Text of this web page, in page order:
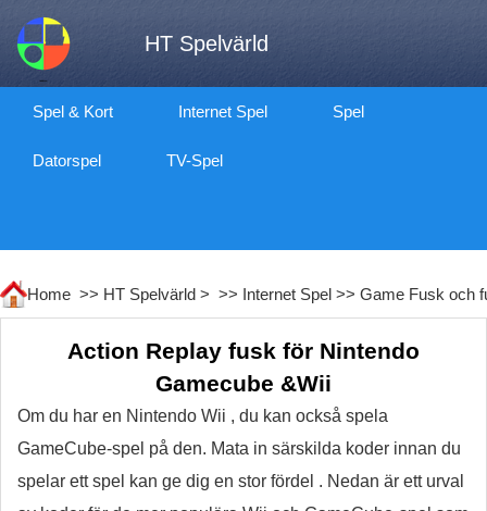
HT Spelvärld
Spel & Kort Internet Spel Spel
Datorspel TV-Spel
Home >> HT Spelvärld > >> Internet Spel >> Game Fusk och
Action Replay fusk för Nintendo
Gamecube &Wii
Om du har en Nintendo Wii , du kan också spela
GameCube-spel på den. Mata in särskilda koder innan du
spelar ett spel kan ge dig en stor fördel . Nedan är ett urval